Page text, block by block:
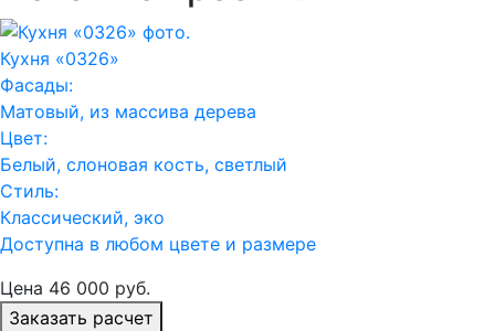
Кухня «0326»
Фасады:
Матовый, из массива дерева
Цвет:
Белый, слоновая кость, светлый
Стиль:
Классический, эко
Доступна в любом цвете и размере
Цена 46 000 руб.
Заказать расчет